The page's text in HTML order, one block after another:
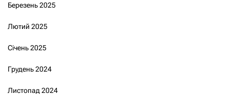
Березень 2025
Лютий 2025
Січень 2025
Грудень 2024
Листопад 2024